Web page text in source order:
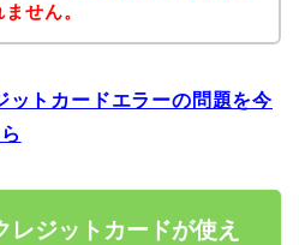
せん。
ットカードエラーの問題を今
レジットカードが使え